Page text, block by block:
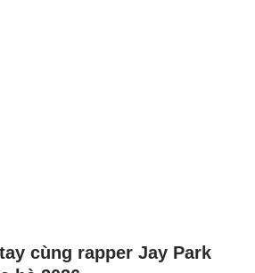
cùng rapper Jay Park